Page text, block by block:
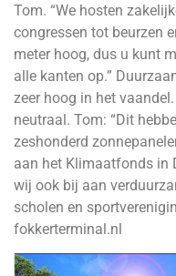
Tom. “We hosten
congressen tot beurzen
meter hoog, dus u kunt
alle kanten op.”
zeer hoog in het
neutraal. Tom: “Dit
zeshonderd
aan het Klimaatfonds in
wij ook bij aan
scholen en
fokkerterminal.nl